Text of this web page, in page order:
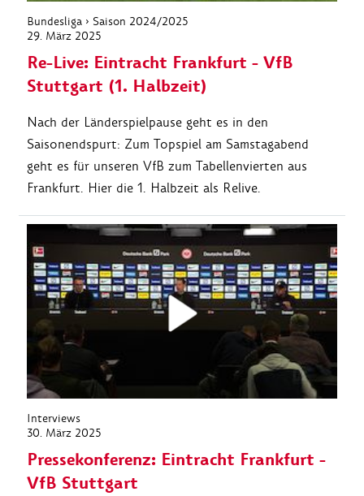
Bundesliga › Saison 2024/2025
29. März 2025
Re-Live: Eintracht Frankfurt - VfB
Stuttgart (1. Halbzeit)
Nach der Länderspielpause geht es in den
Saisonendspurt: Zum Topspiel am Samstagabend
geht es für unseren VfB zum Tabellenvierten aus
Frankfurt. Hier die 1. Halbzeit als Relive.
Interviews
30. März 2025
Pressekonferenz: Eintracht Frankfurt -
VfB Stuttgart